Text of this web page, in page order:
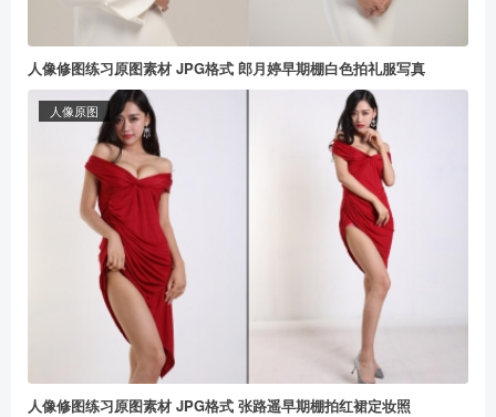
人像修图练习原图素材 JPG格式 郎月婷早期棚白色拍礼服写真
人像原图
人像修图练习原图素材 JPG格式 张路遥早期棚拍红裙定妆照